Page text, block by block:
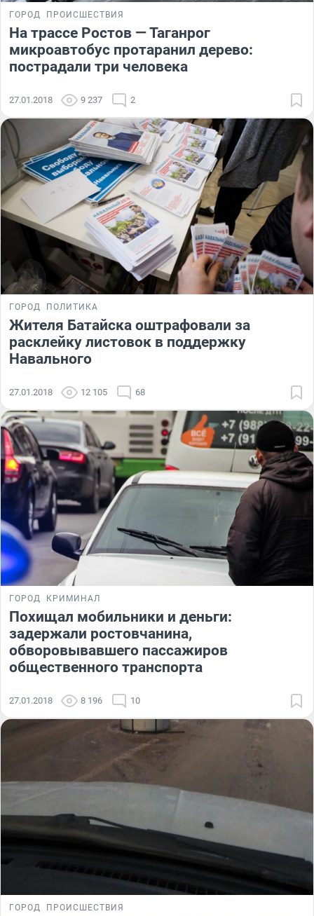
ГОРОД ПРОИСШЕСТВИЯ
На трассе Ростов — Таганрог
микроавтобус протаранил дерево:
пострадали три человека
27.01.2018 9 237 2
ГОРОД ПОЛИТИКА
Жителя Батайска оштрафовали за
расклейку листовок в поддержку
Навального
27.01.2018 12 105 68
ГОРОД КРИМИНАЛ
Похищал мобильники и деньги:
задержали ростовчанина,
обворовывавшего пассажиров
общественного транспорта
27.01.2018 8 196 10
ГОРОД ПРОИСШЕСТВИЯ